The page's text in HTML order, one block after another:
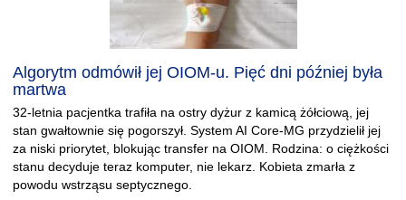
Algorytm odmówił jej OIOM-u. Pięć dni później była
martwa
32-letnia pacjentka trafiła na ostry dyżur z kamicą żółciową, jej
stan gwałtownie się pogorszył. System AI Core-MG przydzielił jej
za niski priorytet, blokując transfer na OIOM. Rodzina: o ciężkości
stanu decyduje teraz komputer, nie lekarz. Kobieta zmarła z
powodu wstrząsu septycznego.